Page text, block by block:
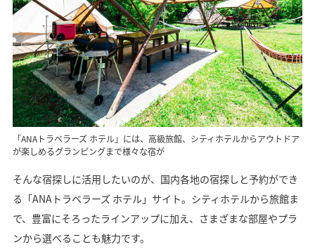
「ANAトラベラーズ ホテル」には、高級旅館、シティホテルからアウトドア
が楽しめるグランピングまで様々な宿が
そんな宿探しに活用したいのが、国内各地の宿探しと予約ができ
る「ANAトラベラーズ ホテル」サイト。シティホテルから旅館ま
で、豊富にそろったラインアップに加え、さまざまな部屋やプラ
ンから選べることも魅力です。